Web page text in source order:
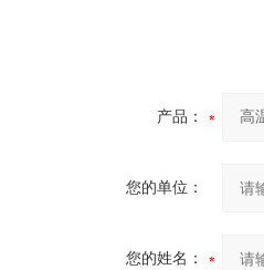
产品：
您的单位：
您的姓名：